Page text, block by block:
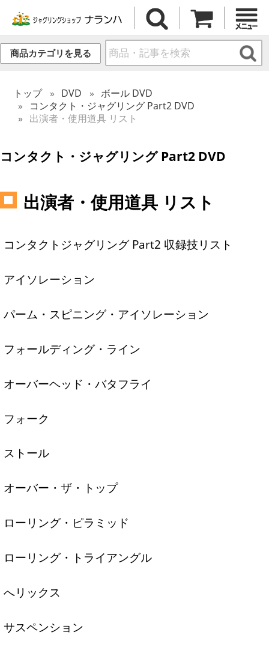
商品カテゴリを見る
トップ DVD
ボール DVD
コンタクト・ジャグリング Part2 DVD
出演者・使用道具 リスト
コンタクト・ジャグリング Part2 DVD
出演者・使用道具 リスト
コンタクトジャグリング Part2 収録技リスト
アイソレーション
パーム・スピニング・アイソレーション
フォールディング・ライン
オーバーヘッド・バタフライ
フォーク
ストール
オーバー・ザ・トップ
ローリング・ピラミッド
ローリング・トライアングル
へリックス
サスペンション